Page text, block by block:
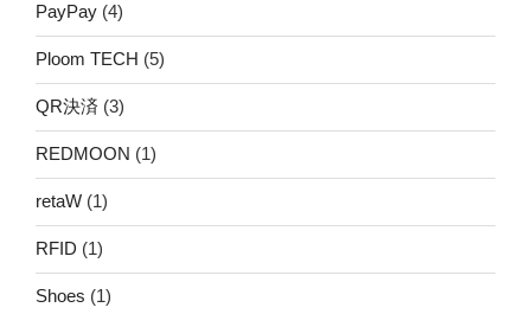
PayPay (4)
Ploom TECH (5)
QR決済 (3)
REDMOON (1)
retaW (1)
RFID (1)
Shoes (1)